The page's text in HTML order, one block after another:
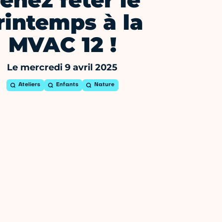
à la
MVAC 12 !
Le mercredi 9 avril 2025
Ateliers Enfants Nature